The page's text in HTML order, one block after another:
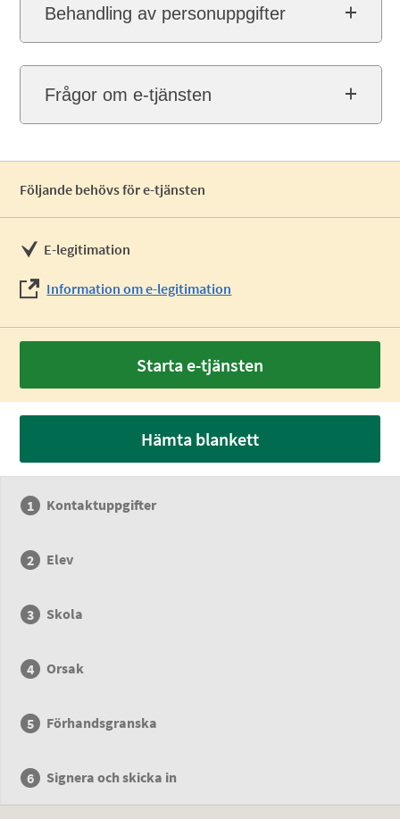
Behandling av personuppgifter
Frågor om e-tjänsten
Följande behövs för e-tjänsten
E-legitimation
Information om e-legitimation
Starta e-tjänsten
Hämta blankett
Kontaktuppgifter
Elev
Skola
Orsak
Förhandsgranska
Signera och skicka in